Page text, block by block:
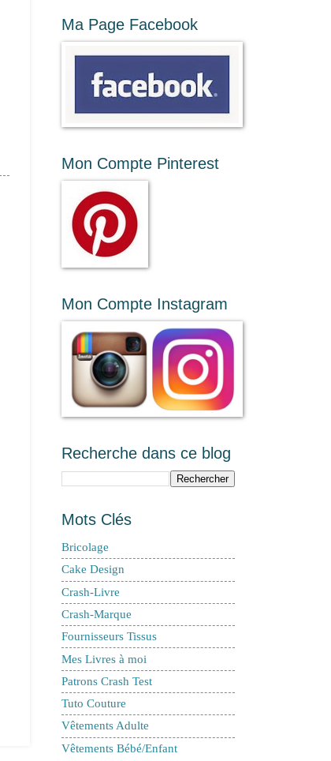
Ma Page Facebook
Mon Compte Pinterest
Mon Compte Instagram
Recherche dans ce blog
Mots Clés
Bricolage
Cake Design
Crash-Livre
Crash-Marque
Fournisseurs Tissus
Mes Livres à moi
Patrons Crash Test
Tuto Couture
Vêtements Adulte
Vêtements Bébé/Enfant